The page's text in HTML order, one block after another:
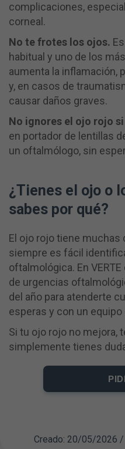
complicaciones,
corneal.
No te frotes los ojos.
habitual y uno de los
aumenta la inflamación,
y, en casos de
causar daños graves.
No ignores el ojo rojo
en portador de lentillas
un oftalmólogo, sin
¿Tienes el ojo o
sabes por qué?
El ojo rojo tiene muchas
siempre es fácil
oftalmológica. En
de urgencias
del año para atenderte
esperas y con un
Si tu ojo rojo no mejora,
simplemente tienes
Creado: 20/05/2026